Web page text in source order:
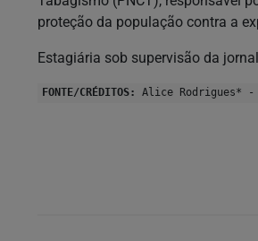
proteção da população contra a
Estagiária sob supervisão da
FONTE/CRÉDITOS: Alice Rodrigues*